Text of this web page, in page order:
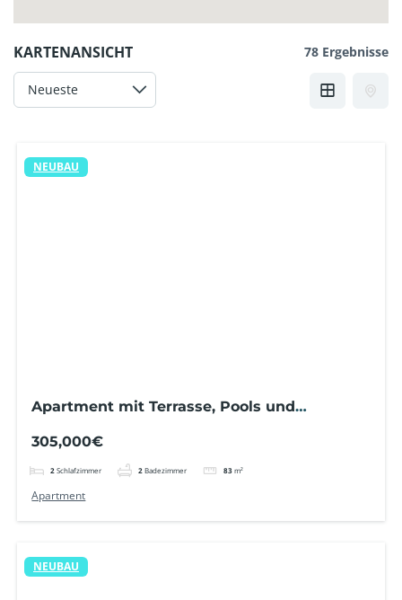
KARTENANSICHT 78 Ergebnisse
NEUBAU
Apartment mit Terrasse, Pools und
305,000€
2 Schlafzimmer 2 Badezimmer 83 m²
Apartment
NEUBAU